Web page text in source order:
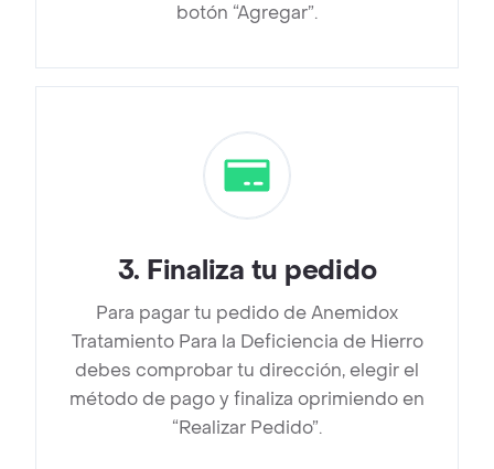
botón “Agregar”.
3. Finaliza tu pedido
Para pagar tu pedido de Anemidox
Tratamiento Para la Deficiencia de Hierro
debes comprobar tu dirección, elegir el
método de pago y finaliza oprimiendo en
“Realizar Pedido”.